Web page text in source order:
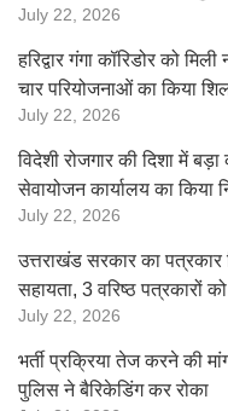
July 22, 2026
हरिद्वार गंगा कॉरिडोर को
चार परियोजनाओं का किया
July 22, 2026
विदेशी रोजगार की दिशा में
सेवायोजन कार्यालय का किया
July 22, 2026
उत्तराखंड सरकार का पत्रकार
सहायता, 3 वरिष्ठ पत्रकारों
July 22, 2026
भर्ती प्रक्रिया तेज करने की
पुलिस ने बैरिकेडिंग कर रोका